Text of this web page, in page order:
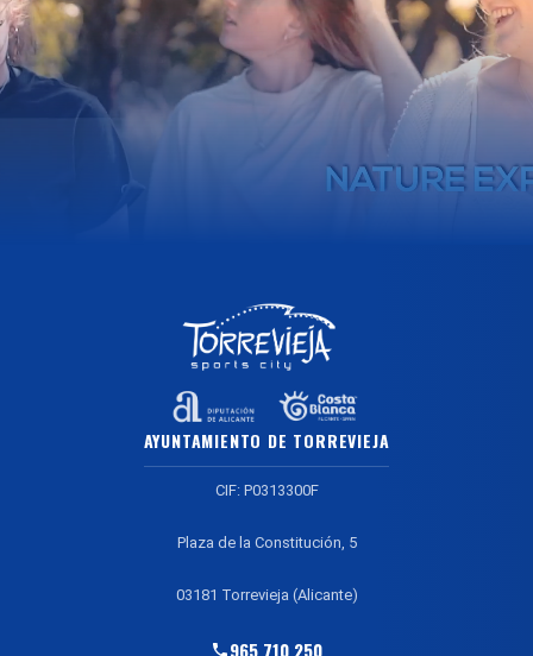
AYUNTAMIENTO DE TORREVIEJA
CIF: P0313300F
Plaza de la Constitución, 5
03181 Torrevieja (Alicante)
965 710 250